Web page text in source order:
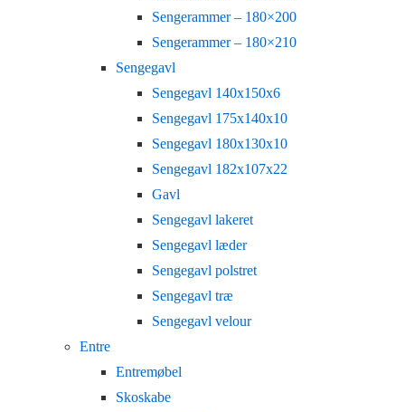
Sengerammer – 180×200
Sengerammer – 180×210
Sengegavl
Sengegavl 140x150x6
Sengegavl 175x140x10
Sengegavl 180x130x10
Sengegavl 182x107x22
Gavl
Sengegavl lakeret
Sengegavl læder
Sengegavl polstret
Sengegavl træ
Sengegavl velour
Entre
Entremøbel
Skoskabe